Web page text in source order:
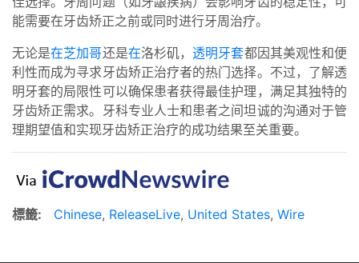
能需要在牙齿矫正之前或同时进行牙周治疗。
无论是在芝加哥还是在洛杉矶，透明牙套都因其美观性和便
利性而成为寻求牙齿矫正治疗者的热门选择。不过，了解透
明牙套的局限性可以确保患者获得最佳护理，满足其独特的
牙齿矫正需求。牙科专业人士和患者之间坦诚的沟通对于管
理期望值和实现牙齿矫正治疗的成功结果至关重要。
標籤: Chinese, ReleaseLive, United States, Wire